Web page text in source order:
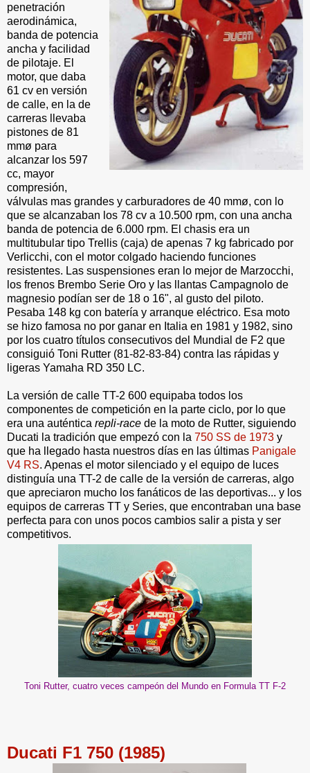
penetración
aerodinámica,
banda de potencia
ancha y facilidad
de pilotaje. El
motor, que daba
61 cv en versión
de calle, en la de
carreras llevaba
pistones de 81
mmø para
alcanzar los 597
cc, mayor
compresión,
válvulas mas grandes y carburadores de 40 mmø, con lo
que se alcanzaban los 78 cv a 10.500 rpm, con una ancha
banda de potencia de 6.000 rpm. El chasis era un
multitubular tipo Trellis (caja) de apenas 7 kg fabricado por
Verlicchi, con el motor colgado haciendo funciones
resistentes. Las suspensiones eran lo mejor de Marzocchi,
los frenos Brembo Serie Oro y las llantas Campagnolo de
magnesio podían ser de 18 o 16", al gusto del piloto.
Pesaba 148 kg con batería y arranque eléctrico. Esa moto
se hizo famosa no por ganar en Italia en 1981 y 1982, sino
por los cuatro títulos consecutivos del Mundial de F2 que
consiguió Toni Rutter (81-82-83-84) contra las rápidas y
ligeras Yamaha RD 350 LC.
La versión de calle TT-2 600 equipaba todos los
componentes de competición en la parte ciclo, por lo que
era una auténtica repli-race de la moto de Rutter, siguiendo
Ducati la tradición que empezó con la 750 SS de 1973 y
que ha llegado hasta nuestros días en las últimas Panigale
V4 RS. Apenas el motor silenciado y el equipo de luces
distinguía una TT-2 de calle de la versión de carreras, algo
que apreciaron mucho los fanáticos de las deportivas... y los
equipos de carreras TT y Series, que encontraban una base
perfecta para con unos pocos cambios salir a pista y ser
competitivos.
Toni Rutter, cuatro veces campeón del Mundo en Formula TT F-2
Ducati F1 750 (1985)